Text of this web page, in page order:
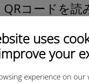
uses
your
experience on
QRコードを読
を有効化した
eSIMをインス
しょう シンプ